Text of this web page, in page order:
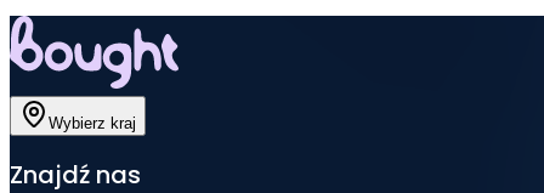
Wybierz kraj
Znajdź nas